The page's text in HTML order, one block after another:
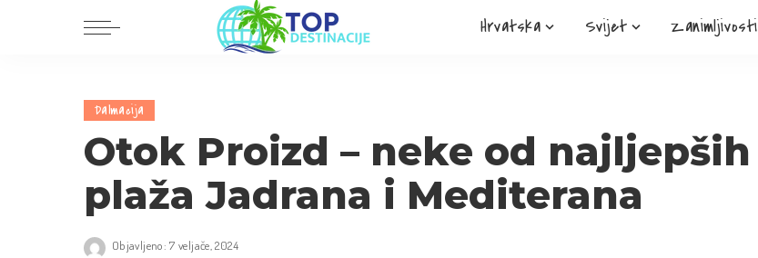
Hrvatska
Istra i Kvarner
Središnja Hrvatska
Slavonija i Baranja
Svijet
Amerika
Azija
Afrika
Australija
Zanimljivosti
Dalmacija
Otok Proizd – neke od najljepših
plaža Jadrana i Mediterana
Objavljeno: 7 veljače, 2024